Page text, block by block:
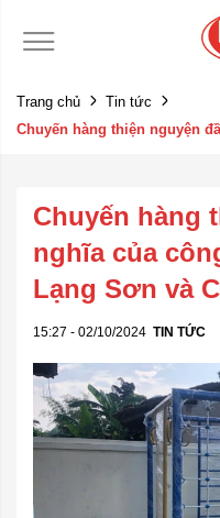
Trang chủ
Tin tức
Chuyến hàng thiện nguyện
Chuyến hàng
nghĩa của
Lạng Sơn và
15:27 - 02/10/2024 TIN TỨC